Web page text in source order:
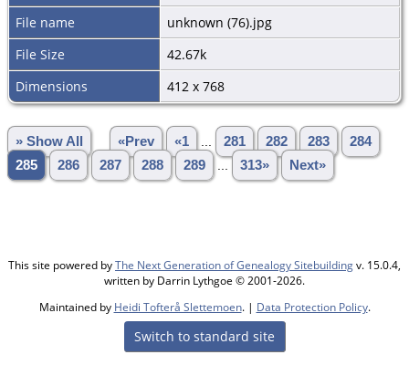
File name
unknown (76).jpg
File Size
42.67k
Dimensions
412 x 768
» Show All «Prev «1 281 282 283
284
285
286 287 288 289 313» Next»
This site powered byThe Next Generation of Genealogy Sitebuildingv. 15.0.4,
written by Darrin Lythgoe © 2001-2026.
Maintained by Heidi Tofterå Slettemoen. | Data Protection Policy.
Switch to standard site